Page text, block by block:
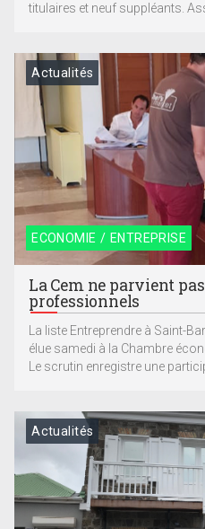
titulaires et neuf suppléants.
ECONOMIE / ENTREPRISE
Actualités
La Cem ne parvient
professionnels
La liste Entreprendre à Saint-
élue samedi à la Chambre
Le scrutin enregistre une
Actualités